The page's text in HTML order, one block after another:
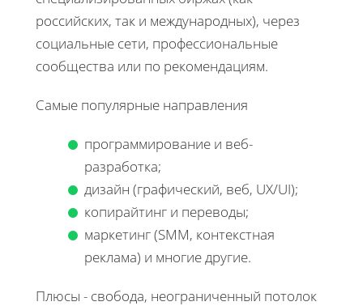
российских, так и международных), через
социальные сети, профессиональные
сообщества или по рекомендациям.
Самые популярные направления
программирование и веб-
разработка;
дизайн (графический, веб, UX/UI);
копирайтинг и переводы;
маркетинг (SMM, контекстная
реклама) и многие другие.
Плюсы - свобода, неограниченный потолок